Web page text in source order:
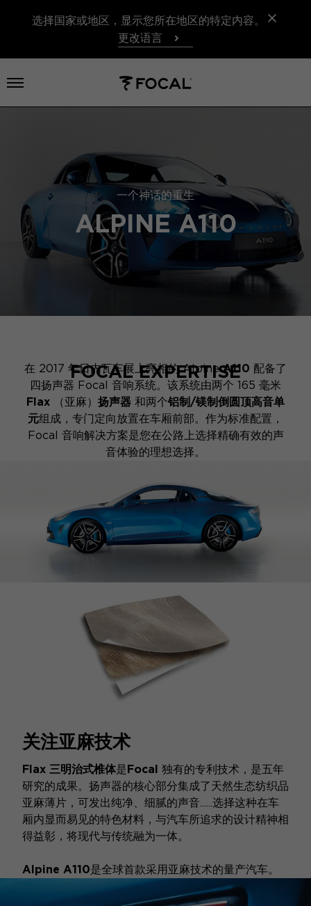
选择国家或地区，显示您所在地区的特定内容。
更改语言
打开菜单
一个神话的重生
ALPINE A110
FOCAL EXPERTISE
在 2017 年日内瓦车展上亮相的 AlpineA110 配备了
四扬声器 Focal 音响系统。该系统由两个 165 毫米
Flax
（亚麻） 扬声器 和两个铝制/镁制倒圆顶高音单
元组成，专门定向放置在车厢前部。作为标准配置，
Focal 音响解决方案是您在公路上选择精确有效的声
音体验的理想选择。
关注亚麻技术
Flax 三明治式椎体是Focal 独有的专利技术，是五年
研究的成果。扬声器的核心部分集成了天然生态纺织品
亚麻薄片，可发出纯净、细腻的声音......选择这种在车
厢内显而易见的特色材料，与汽车所追求的设计精神相
得益彰，将现代与传统融为一体。
Alpine A110是全球首款采用亚麻技术的量产汽车。